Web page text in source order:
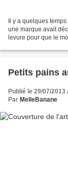
Il y a quelques
une marque avait
levure pour que le
Petits pains
Publié le 29/07/2013
Par MelleBanane